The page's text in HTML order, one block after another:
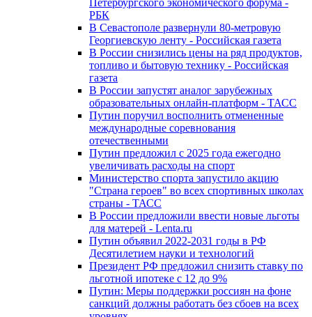
Петербургского экономического форума -
РБК
В Севастополе развернули 80-метровую
Георгиевскую ленту - Российская газета
В России снизились цены на ряд продуктов,
топливо и бытовую технику - Российская
газета
В России запустят аналог зарубежных
образовательных онлайн-платформ - ТАСС
Путин поручил восполнить отмененные
международные соревнования
отечественными
Путин предложил с 2025 года ежегодно
увеличивать расходы на спорт
Министерство спорта запустило акцию
"Страна героев" во всех спортивных школах
страны - ТАСС
В России предложили ввести новые льготы
для матерей - Lenta.ru
Путин объявил 2022-2031 годы в РФ
Десятилетием науки и технологий
Президент РФ предложил снизить ставку по
льготной ипотеке с 12 до 9%
Путин: Меры поддержки россиян на фоне
санкций должны работать без сбоев на всех